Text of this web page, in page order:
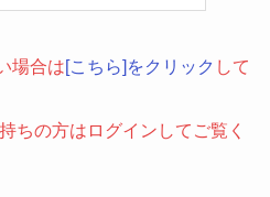
場合は[こちら]をクリック して
ちの方はログインしてご覧く